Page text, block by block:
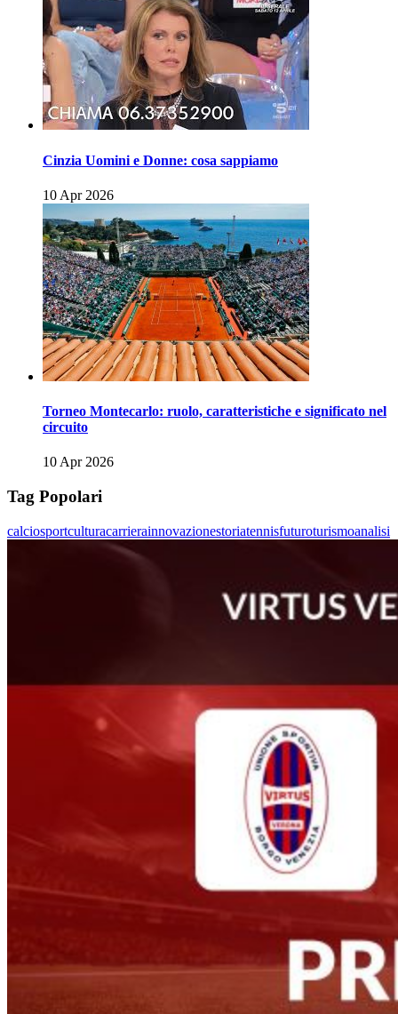
Cinzia Uomini e Donne: cosa sappiamo
10 Apr 2026
Torneo Montecarlo: ruolo, caratteristiche e significato nel
circuito
10 Apr 2026
Tag Popolari
calciosportculturacarrierainnovazionestoriatennisfuturoturismoanalisi